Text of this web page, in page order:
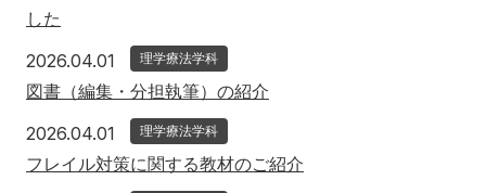
した
2026.04.01 2026年4月1日
理学療法学科
図書（編集・分担執筆）の紹介
2026.04.01 2026年4月1日
理学療法学科
フレイル対策に関する教材のご紹介